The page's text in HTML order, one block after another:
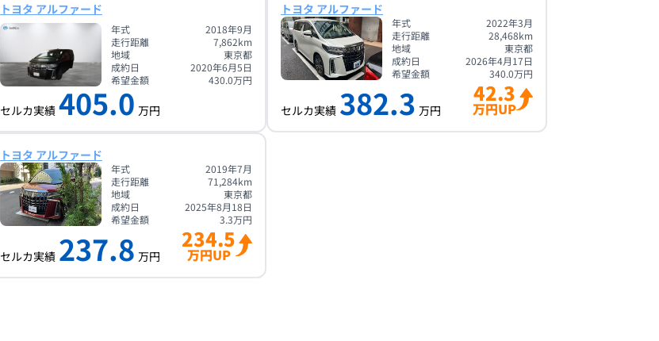
トヨタ アルファード
年式
2018年9月
走行距離
7,862km
地域
東京都
成約日
2020年6月5日
希望金額
430.0万円
セルカ実績 405.0 万円
トヨタ アルファード
年式
2022年3月
走行距離
28,468km
地域
東京都
成約日
2026年4月17日
希望金額
340.0万円
セルカ実績 382.3 万円
42.3
万円UP
トヨタ アルファード
年式
2019年7月
走行距離
71,284km
地域
東京都
成約日
2025年8月18日
希望金額
3.3万円
セルカ実績 237.8 万円
234.5
万円UP